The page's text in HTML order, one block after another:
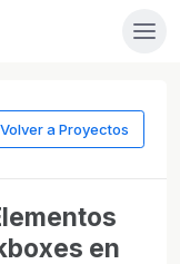
Volver a Proyectos
en